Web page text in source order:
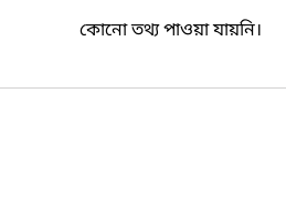
কোনো তথ্য পাওয়া যায়নি।